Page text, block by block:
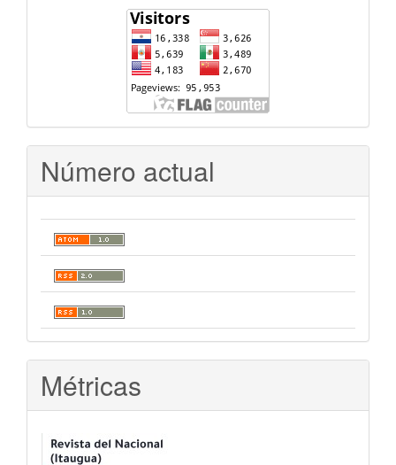
Número actual
Métricas